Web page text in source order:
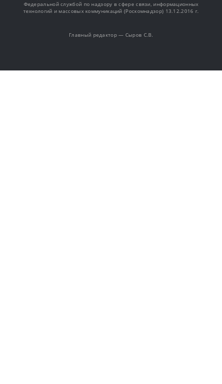
Федеральной службой по надзору в сфере связи, информационных
технологий и массовых коммуникаций (Роскомнадзор) 13.12.2016 г.
Главный редактор — Сыров С.В.